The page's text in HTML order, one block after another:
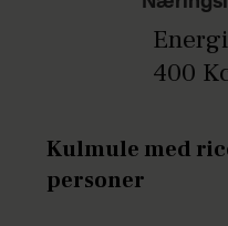
400
Kulmule med
personer